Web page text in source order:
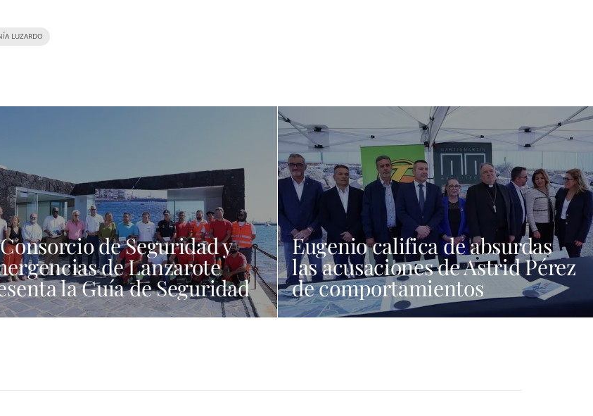
LUZARDO
de Seguridad y
de Lanzarote
la Guía de Seguridad
Actividades Náuticas
Eugenio califica de absurdas
las acusaciones de Astrid Pérez
de comportamientos
machistas y asegura que busca